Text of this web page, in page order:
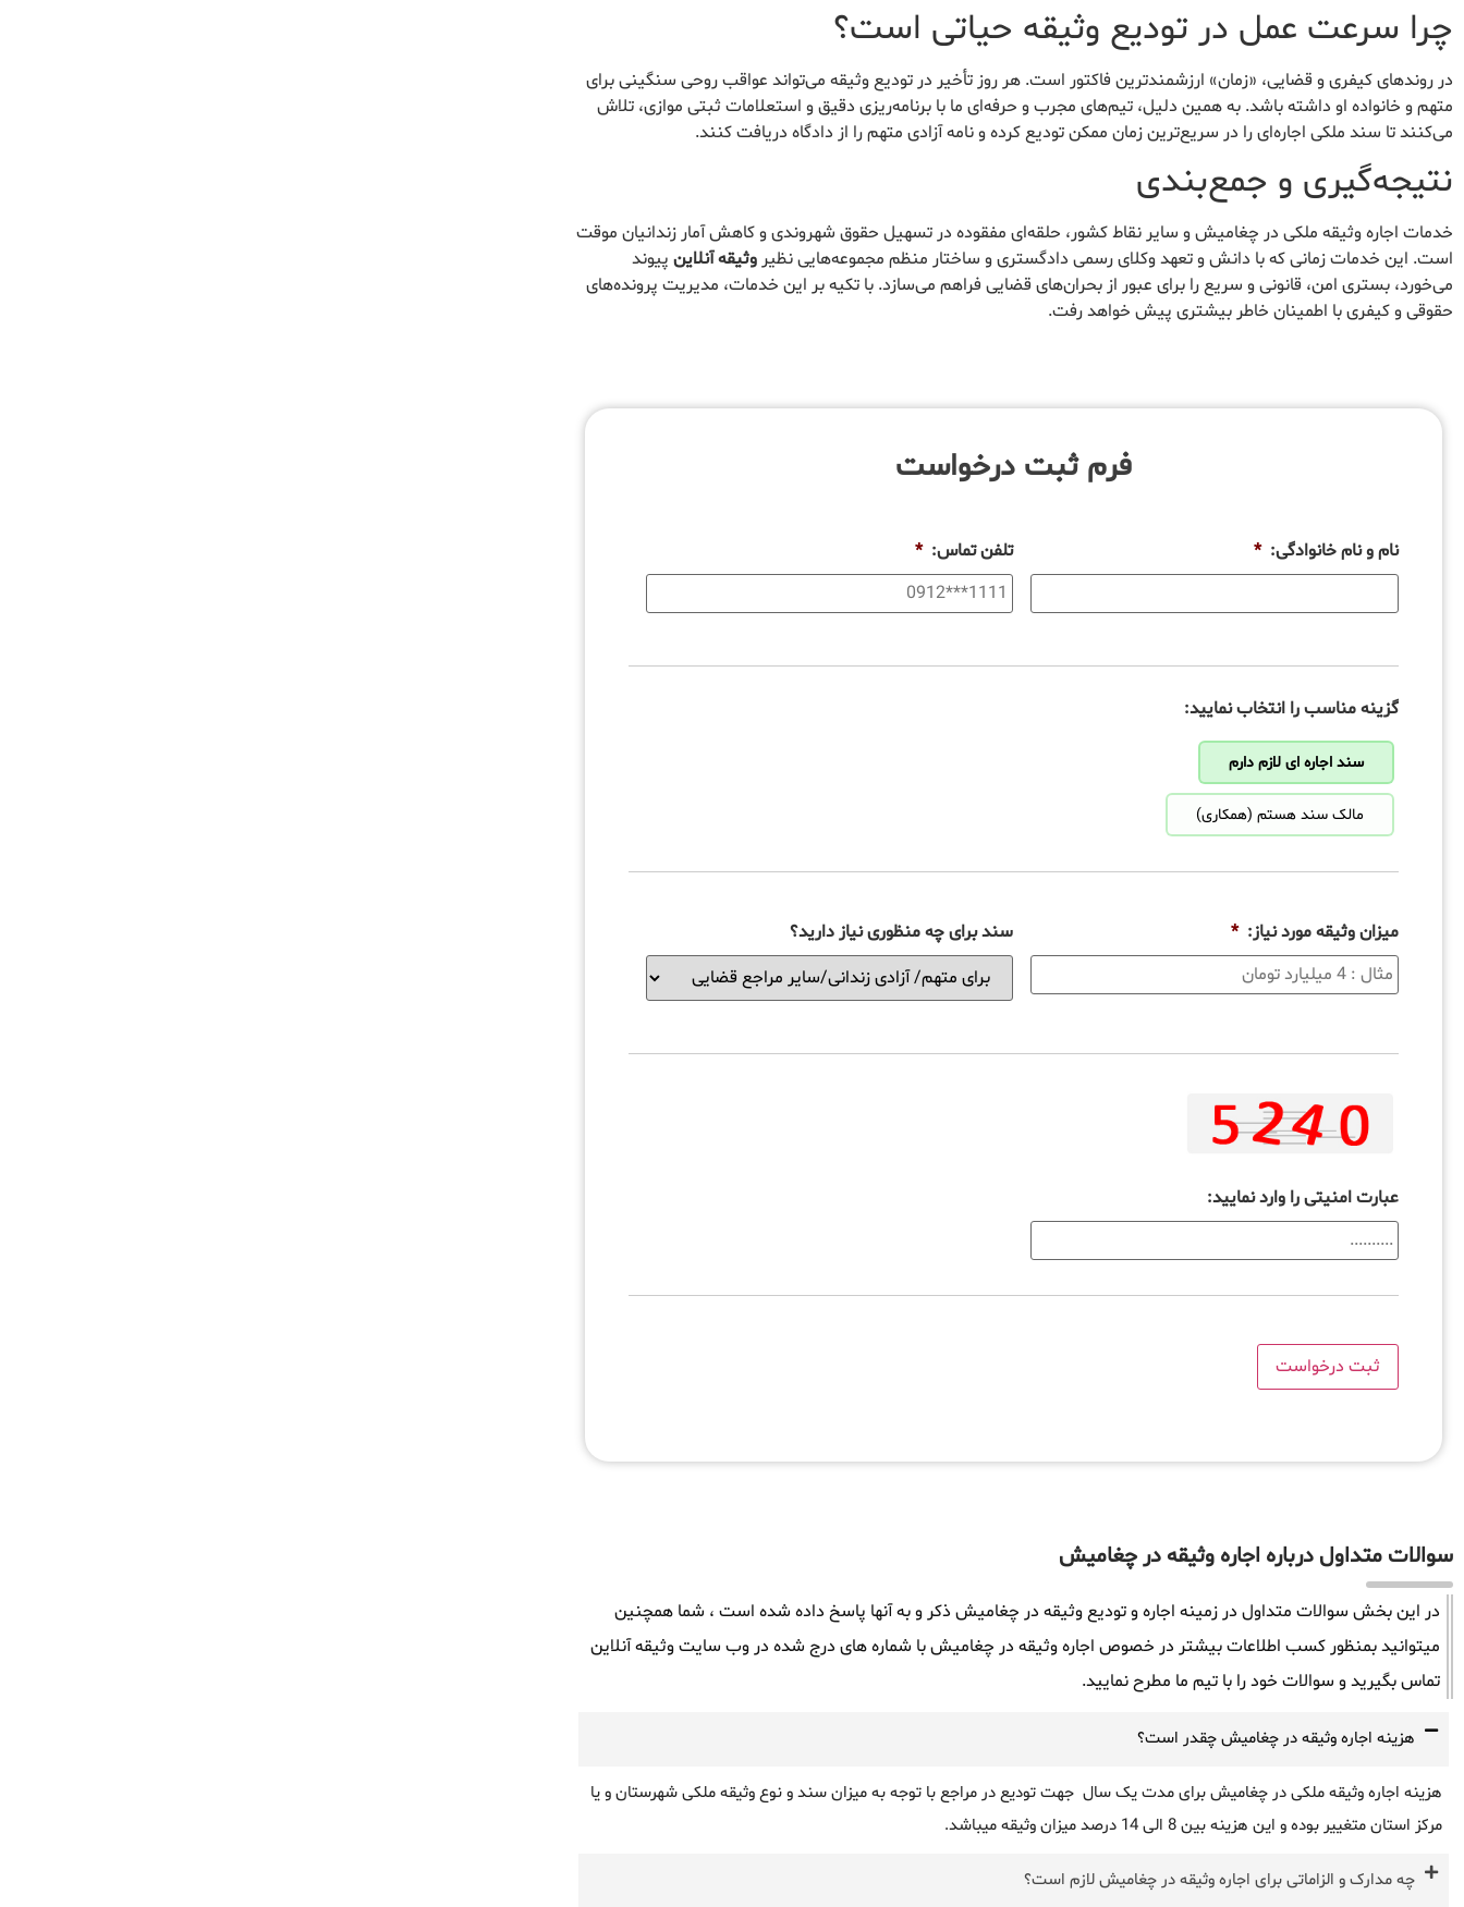
چرا سرعت عمل در تودیع وثیقه حیاتی است؟
در روندهای کیفری و قضایی، «زمان» ارزشمندترین فاکتور است. هر روز تأخیر در تودیع وثیقه می‌تواند عواقب روحی سنگینی برای
متهم و خانواده او داشته باشد. به همین دلیل، تیم‌های مجرب و حرفه‌ای ما با برنامه‌ریزی دقیق و استعلامات ثبتی موازی، تلاش
می‌کنند تا سند ملکی اجاره‌ای را در سریع‌ترین زمان ممکن تودیع کرده و نامه آزادی متهم را از دادگاه دریافت کنند.
نتیجه‌گیری و جمع‌بندی
خدمات اجاره وثیقه ملکی در چغامیش و سایر نقاط کشور، حلقه‌ای مفقوده در تسهیل حقوق شهروندی و کاهش آمار زندانیان موقت
است. این خدمات زمانی که با دانش و تعهد وکلای رسمی دادگستری و ساختار منظم مجموعه‌هایی نظیر وثیقه آنلاین پیوند
می‌خورد، بستری امن، قانونی و سریع را برای عبور از بحران‌های قضایی فراهم می‌سازد. با تکیه بر این خدمات، مدیریت پرونده‌های
حقوقی و کیفری با اطمینان خاطر بیشتری پیش خواهد رفت.
فرم ثبت درخواست
نام و نام خانوادگی: * تلفن تماس: *
گزینه مناسب را انتخاب نمایید:
سند اجاره ای لازم دارم
مالک سند هستم (همکاری)
میزان وثیقه مورد نیاز: * سند برای چه منظوری نیاز دارید؟
عبارت امنیتی را وارد نمایید:
سوالات متداول درباره اجاره وثیقه در چغامیش
در این بخش سوالات متداول در زمینه اجاره و تودیع وثیقه در چغامیش ذکر و به آنها پاسخ داده شده است ، شما همچنین
میتوانید بمنظور کسب اطلاعات بیشتر در خصوص اجاره وثیقه در چغامیش با شماره های درج شده در وب سایت وثیقه آنلاین
تماس بگیرید و سوالات خود را با تیم ما مطرح نمایید.
هزینه اجاره وثیقه در چغامیش چقدر است؟
هزینه اجاره وثیقه ملکی در چغامیش برای مدت یک سال جهت تودیع در مراجع با توجه به میزان سند و نوع وثیقه ملکی شهرستان و یا
مرکز استان متغییر بوده و این هزینه بین 8 الی 14 درصد میزان وثیقه میباشد.
چه مدارک و الزاماتی برای اجاره وثیقه در چغامیش لازم است؟